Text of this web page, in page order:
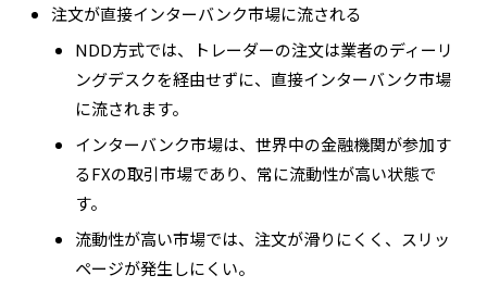
注文が直接インターバンク市場に流される
NDD方式では、トレーダーの注文は業者のディーリ
ングデスクを経由せずに、直接インターバンク市場
に流されます。
インターバンク市場は、世界中の金融機関が参加す
るFXの取引市場であり、常に流動性が高い状態で
す。
流動性が高い市場では、注文が滑りにくく、スリッ
ページが発生しにくい。